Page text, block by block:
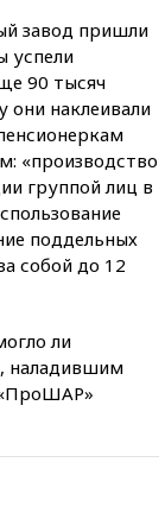
завод пришли
успели
90 тысяч
они наклеивали
«производство
группой лиц в
поддельных
собой до 12
ли
наладившим
«ПроШАР»